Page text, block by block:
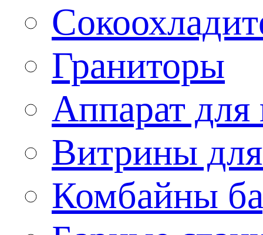
Граниторы
Аппарат для
Витрины
Комбайны